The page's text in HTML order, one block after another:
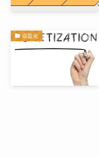
収益化